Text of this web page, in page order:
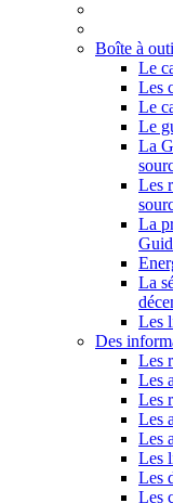
Boîte à
Le
Les
Le
Le
La
Les
La
La
Les
Des
Les
Les
Les
Les
Les
Les
Les
Les